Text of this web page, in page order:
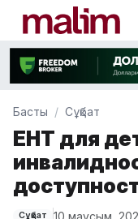
Басты Сұқбат
ЕНТ для
Сұқбат 10 маусым,